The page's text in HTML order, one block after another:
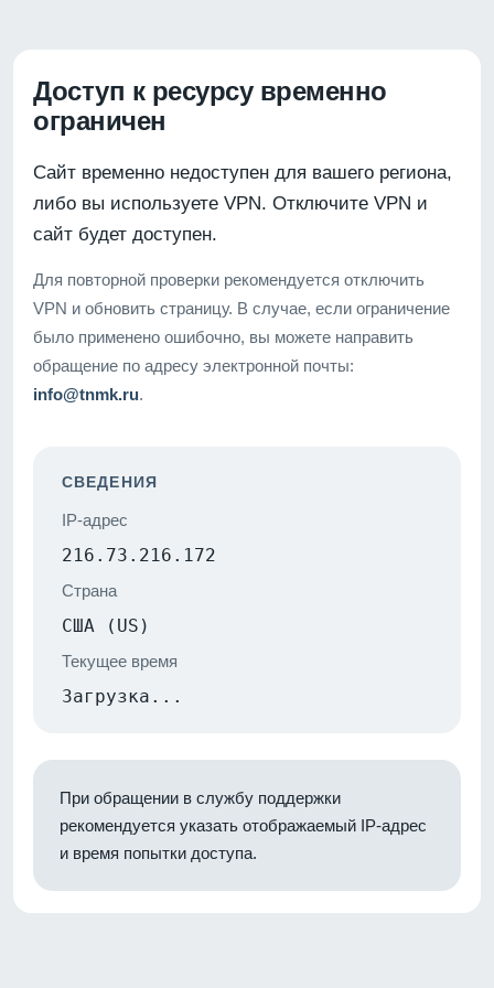
Доступ к ресурсу временно
ограничен
Сайт временно недоступен для вашего региона,
либо вы используете VPN. Отключите VPN и
сайт будет доступен.
Для повторной проверки рекомендуется отключить
VPN и обновить страницу. В случае, если ограничение
было применено ошибочно, вы можете направить
обращение по адресу электронной почты:
info@tnmk.ru.
СВЕДЕНИЯ
IP-адрес
216.73.216.172
Страна
США (US)
Текущее время
Загрузка...
При обращении в службу поддержки
рекомендуется указать отображаемый IP-адрес
и время попытки доступа.